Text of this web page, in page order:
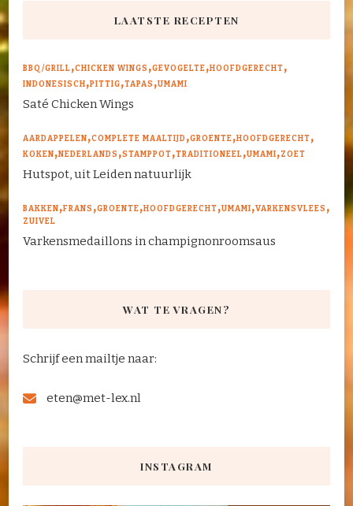
LAATSTE RECEPTEN
BBQ/GRILL CHICKEN WINGS GEVOGELTE HOOFDGERECHT
INDONESISCH PITTIG TAPAS UMAMI
Saté Chicken Wings
AARDAPPELEN COMPLETE MAALTIJD GROENTE HOOFDGERECHT
KOKEN NEDERLANDS STAMPPOT TRADITIONEEL UMAMI ZOET
Hutspot, uit Leiden natuurlijk
BAKKEN FRANS GROENTE HOOFDGERECHT UMAMI VARKENSVLEES
ZUIVEL
Varkensmedaillons in champignonroomsaus
WAT TE VRAGEN?
Schrijf een mailtje naar:
eten@met-lex.nl
INSTAGRAM